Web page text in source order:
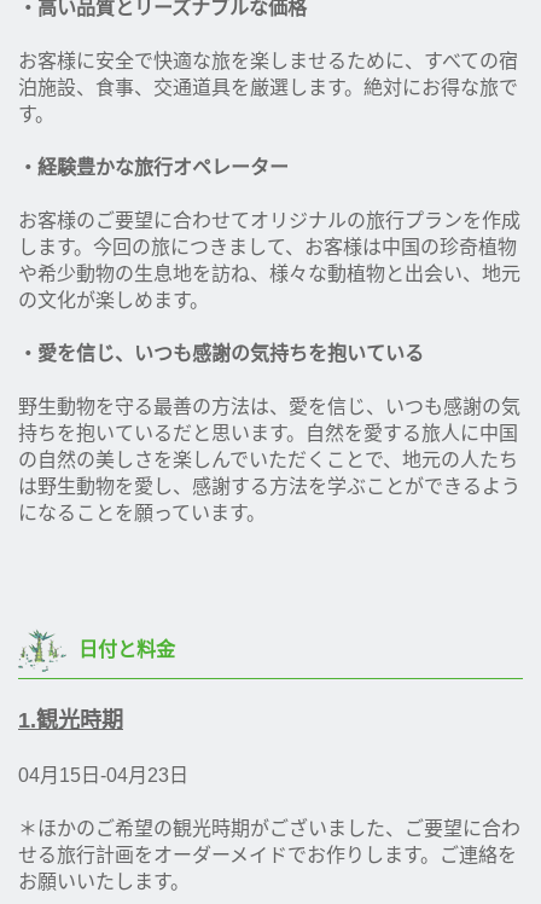
・高い品質とリーズナブルな価格
お客様に安全で快適な旅を楽しませるために、すべての宿
泊施設、食事、交通道具を厳選します。絶対にお得な旅で
す。
・経験豊かな旅行オペレーター
お客様のご要望に合わせてオリジナルの旅行プランを作成
します。今回の旅につきまして、お客様は中国の珍奇植物
や希少動物の生息地を訪ね、様々な動植物と出会い、地元
の文化が楽しめます。
・愛を信じ、いつも感謝の気持ちを抱いている
野生動物を守る最善の方法は、愛を信じ、いつも感謝の気
持ちを抱いているだと思います。自然を愛する旅人に中国
の自然の美しさを楽しんでいただくことで、地元の人たち
は野生動物を愛し、感謝する方法を学ぶことができるよう
になることを願っています。
日付と料金
1.観光時期
04月15日-04月23日
＊ほかのご希望の観光時期がございました、ご要望に合わ
せる旅行計画をオーダーメイドでお作りします。ご連絡を
お願いいたします。